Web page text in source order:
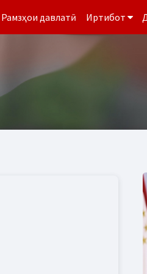
Рамзҳои давлатӣ Иртибот